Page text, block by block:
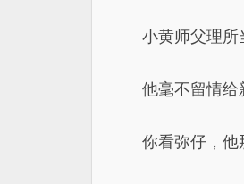
小黄师父理所
他毫不留情给
你看弥仔，他